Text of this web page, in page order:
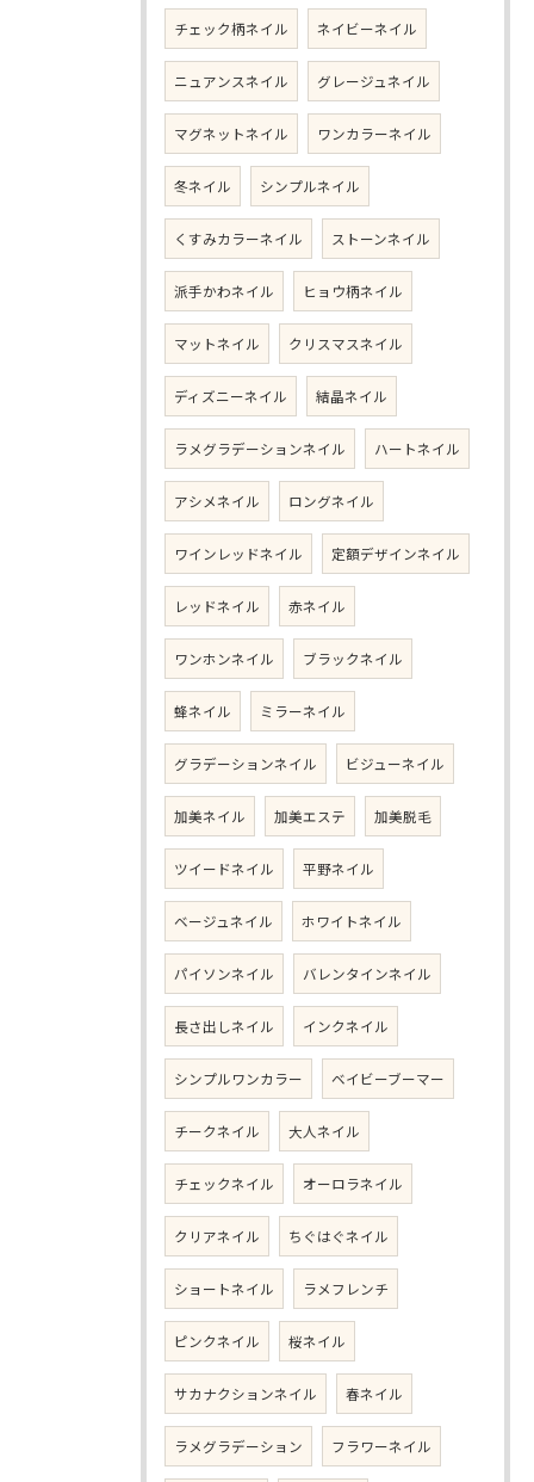
チェック柄ネイル ネイビーネイル
ニュアンスネイル グレージュネイル
マグネットネイル ワンカラーネイル
冬ネイル シンプルネイル
くすみカラーネイル ストーンネイル
派手かわネイル ヒョウ柄ネイル
マットネイル クリスマスネイル
ディズニーネイル 結晶ネイル
ラメグラデーションネイル ハートネイル
アシメネイル ロングネイル
ワインレッドネイル 定額デザインネイル
レッドネイル 赤ネイル
ワンホンネイル ブラックネイル
蜂ネイル ミラーネイル
グラデーションネイル ビジューネイル
加美ネイル 加美エステ 加美脱毛
ツイードネイル 平野ネイル
ベージュネイル ホワイトネイル
パイソンネイル バレンタインネイル
長さ出しネイル インクネイル
シンプルワンカラー ベイビーブーマー
チークネイル 大人ネイル
チェックネイル オーロラネイル
クリアネイル ちぐはぐネイル
ショートネイル ラメフレンチ
ピンクネイル 桜ネイル
サカナクションネイル 春ネイル
ラメグラデーション フラワーネイル